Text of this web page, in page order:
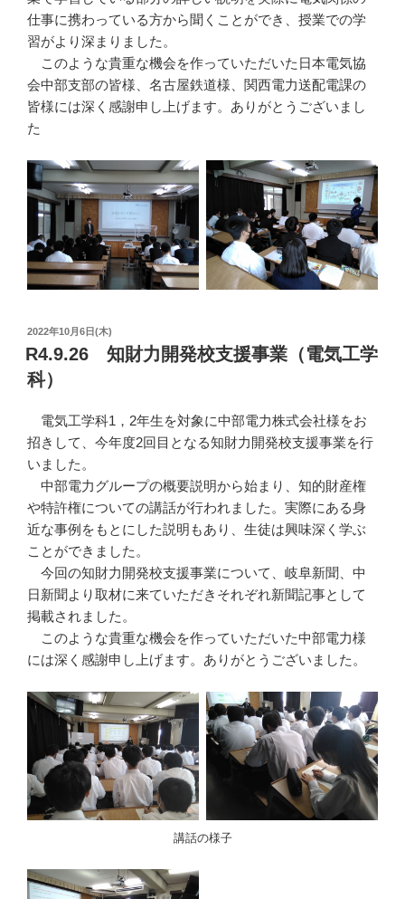
仕事に携わっている方から聞くことができ、授業での学
習がより深まりました。
このような貴重な機会を作っていただいた日本電気協
会中部支部の皆様、名古屋鉄道様、関西電力送配電課の
皆様には深く感謝申し上げます。ありがとうございまし
た
投
稿
日:
2022年10月6日(木)
R4.9.26 知財力開発校支援事業（電気工学
科）
電気工学科1，2年生を対象に中部電力株式会社様をお
招きして、今年度2回目となる知財力開発校支援事業を行
いました。
中部電力グループの概要説明から始まり、知的財産権
や特許権についての講話が行われました。実際にある身
近な事例をもとにした説明もあり、生徒は興味深く学ぶ
ことができました。
今回の知財力開発校支援事業について、岐阜新聞、中
日新聞より取材に来ていただきそれぞれ新聞記事として
掲載されました。
このような貴重な機会を作っていただいた中部電力様
には深く感謝申し上げます。ありがとうございました。
講話の様子